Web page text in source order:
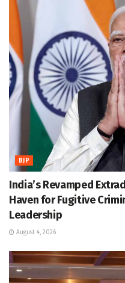
BJP
India’s Revamped
Haven for Fugitive
Leadership
August 4, 2026